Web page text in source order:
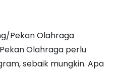
Pekan Olahraga
Olahraga perlu
sebaik mungkin. Apa